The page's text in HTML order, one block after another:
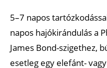
5–7 napos
napos hajókirándulás a
James Bond-szigethez,
esetleg egy elefánt-